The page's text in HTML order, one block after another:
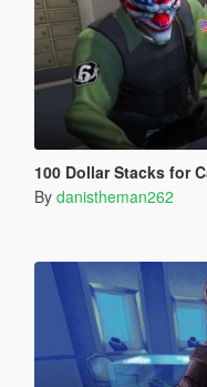
100 Dollar Stacks for
By danistheman262